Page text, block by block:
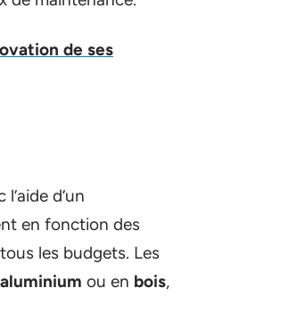
de ses
d’un
en fonction des
les budgets. Les
aluminium ou en bois,